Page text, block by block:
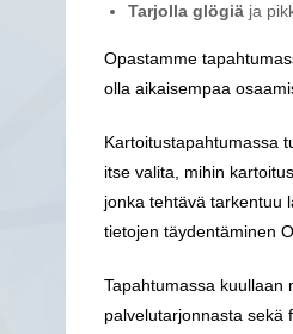
Tarjolla glögiä ja
Opastamme
olla aikaisempaa
Kartoitustapahtumassa
itse valita, mihin
jonka tehtävä tarkentuu
tietojen täydentäminen
Tapahtumassa kuullaan
palvelutarjonnasta sekä